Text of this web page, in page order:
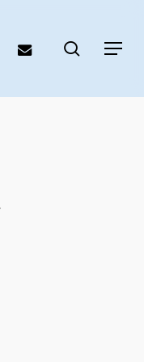
Menu
email search